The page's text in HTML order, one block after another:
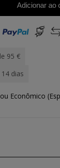
Adicionar ao
95 €
dias
Econômico